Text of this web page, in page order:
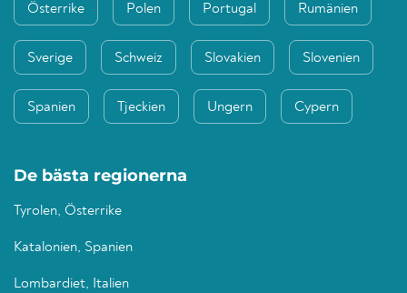
Österrike Polen Portugal Rumänien
Sverige Schweiz Slovakien Slovenien
Spanien Tjeckien Ungern Cypern
De bästa regionerna
Tyrolen, Österrike
Katalonien, Spanien
Lombardiet, Italien